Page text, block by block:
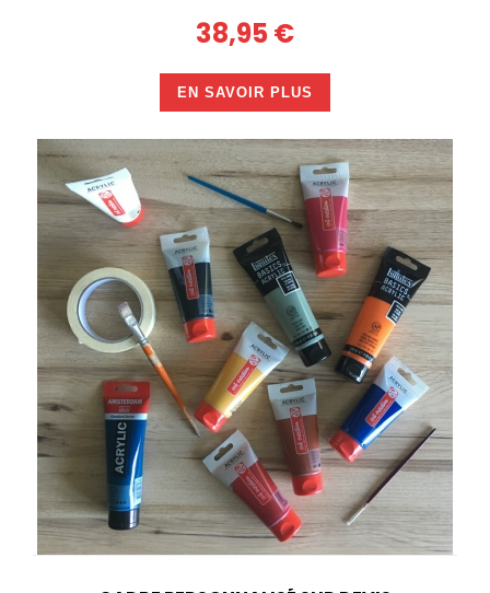
38,95 €
EN SAVOIR PLUS